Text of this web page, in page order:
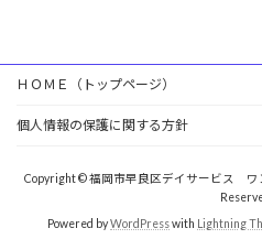
ＨＯＭＥ（トップページ）
個人情報の保護に関する方針
Copyright © 福岡市早良区デイサービス ワ
Powered byWordPresswith Lightning